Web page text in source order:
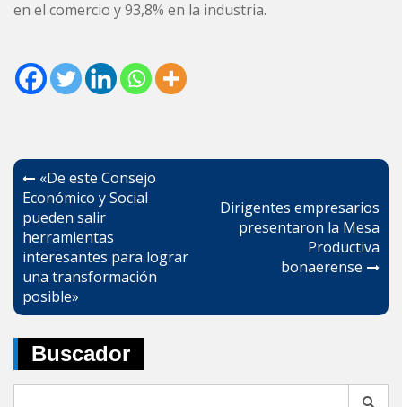
en el comercio y 93,8% en la industria.
Navegación
de
entradas
«De este Consejo
Económico y Social
pueden salir
herramientas
interesantes para lograr
una transformación
posible»
Dirigentes empresarios
presentaron la Mesa
Productiva
bonaerense
Buscador